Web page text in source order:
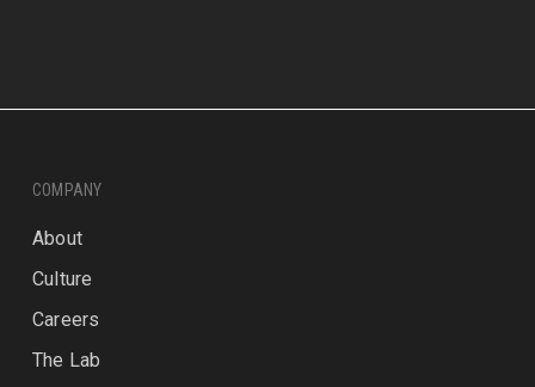
COMPANY
About
Culture
Careers
The Lab